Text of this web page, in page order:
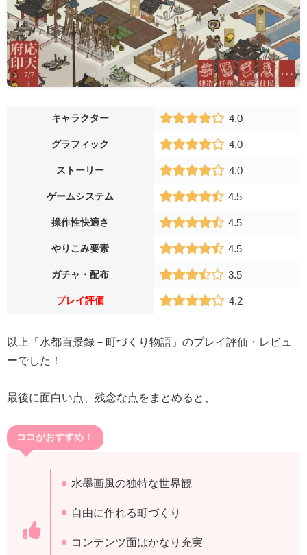
キャラクター 4.0
グラフィック 4.0
ストーリー 4.0
ゲームシステム 4.5
操作性快適さ 4.5
やりこみ要素 4.5
ガチャ・配布 3.5
プレイ評価 4.2
以上「水都百景録－町づくり物語」のプレイ評価・レビュ
ーでした！
最後に面白い点、残念な点をまとめると、
ココがおすすめ！
水墨画風の独特な世界観
自由に作れる町づくり
コンテンツ面はかなり充実